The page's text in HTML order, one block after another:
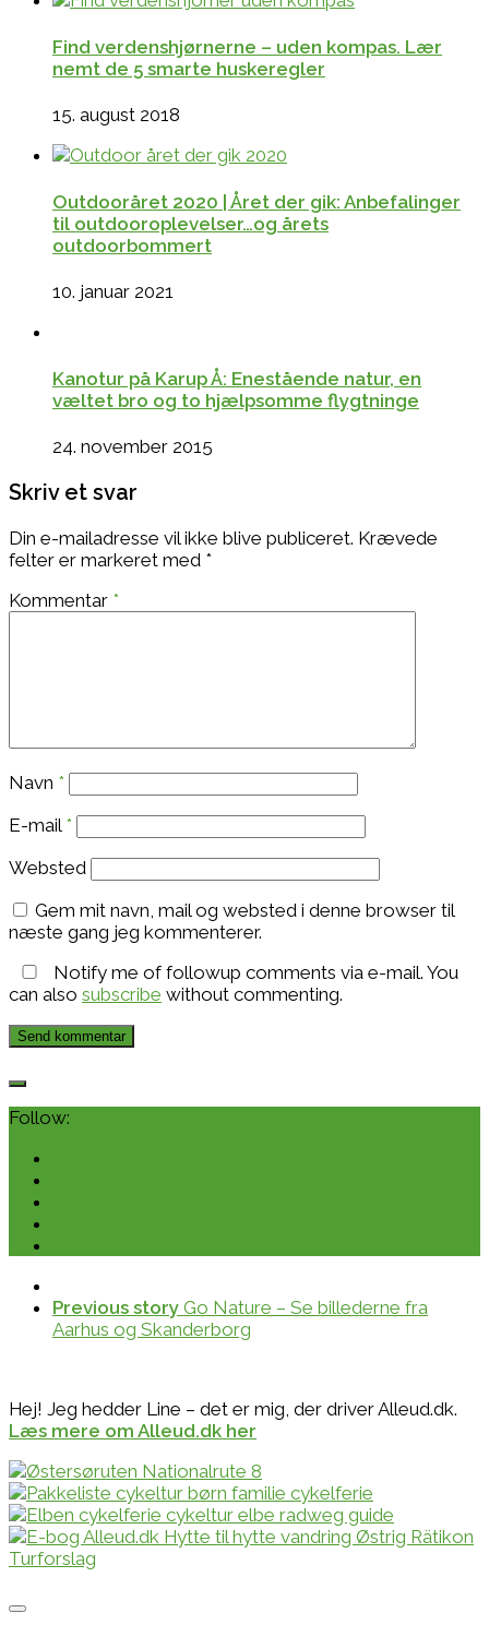
Find verdenshjørnerne – uden kompas. Lær
nemt de 5 smarte huskeregler
15. august 2018
Outdooråret 2020 | Året der gik: Anbefalinger
til outdooroplevelser…og årets
outdoorbommert
10. januar 2021
Kanotur på Karup Å: Enestående natur, en
væltet bro og to hjælpsomme flygtninge
24. november 2015
Skriv et svar
Din e-mailadresse vil ikke blive publiceret. Krævede
felter er markeret med *
Kommentar *
Navn *
E-mail *
Websted
Gem mit navn, mail og websted i denne browser til
næste gang jeg kommenterer.
Notify me of followup comments via e-mail. You
can also subscribe without commenting.
Follow:
Previous story Go Nature – Se billederne fra
Aarhus og Skanderborg
Hej! Jeg hedder Line – det er mig, der driver Alleud.dk.
Læs mere om Alleud.dk her